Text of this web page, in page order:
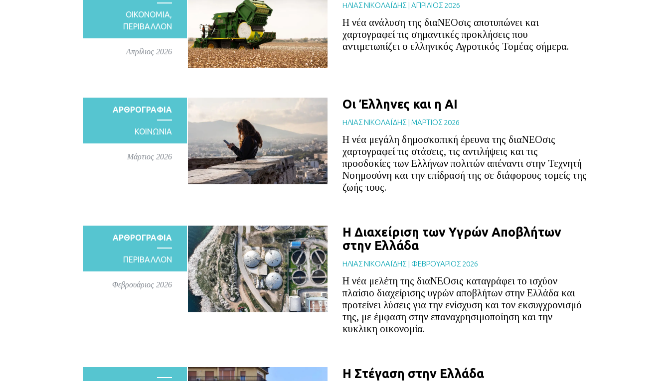
ΟΙΚΟΝΟΜΙΑ,
ΠΕΡΙΒΑΛΛΟΝ
Απρίλιος 2026
HΛΙΑΣ ΝΙΚΟΛΑΪΔΗΣ | ΑΠΡΙΛΙΟΣ 2026
Η νέα ανάλυση της διαΝΕΟσις αποτυπώνει και
χαρτογραφεί τις σημαντικές προκλήσεις που
αντιμετωπίζει ο ελληνικός Αγροτικός Τομέας σήμερα.
ΑΡΘΡΟΓΡΑΦΙΑ
ΚΟΙΝΩΝΙΑ
Μάρτιος 2026
Οι Έλληνες και η ΑΙ
HΛΙΑΣ ΝΙΚΟΛΑΪΔΗΣ | ΜΑΡΤΙΟΣ 2026
Η νέα μεγάλη δημοσκοπική έρευνα της διαΝΕΟσις
χαρτογραφεί τις στάσεις, τις αντιλήψεις και τις
προσδοκίες των Ελλήνων πολιτών απέναντι στην Τεχνητή
Νοημοσύνη και την επίδρασή της σε διάφορους τομείς της
ζωής τους.
ΑΡΘΡΟΓΡΑΦΙΑ
ΠΕΡΙΒΑΛΛΟΝ
Φεβρουάριος 2026
Η Διαχείριση των Υγρών Αποβλήτων
στην Ελλάδα
HΛΙΑΣ ΝΙΚΟΛΑΪΔΗΣ | ΦΕΒΡΟΥΑΡΙΟΣ 2026
Η νέα μελέτη της διαΝΕΟσις καταγράφει το ισχύον
πλαίσιο διαχείρισης υγρών αποβλήτων στην Ελλάδα και
προτείνει λύσεις για την ενίσχυση και τον εκσυγχρονισμό
της, με έμφαση στην επαναχρησιμοποίηση και την
κυκλικη οικονομία.
Η Στέγαση στην Ελλάδα